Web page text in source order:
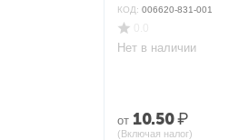
КОД: 006620-831-001
Нет в наличии
от 10.50₽
(Включая налог)